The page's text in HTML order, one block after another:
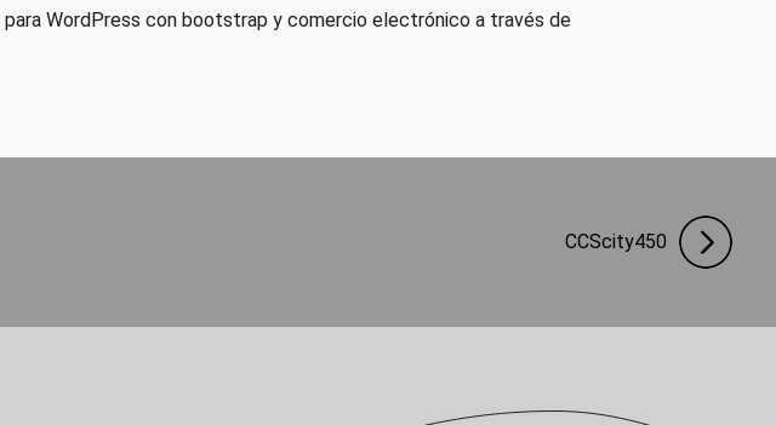
WordPress con bootstrap y comercio electrónico a través de
CCScity450